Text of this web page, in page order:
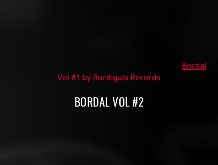
Bordal
Vol #1 by Burdigala Records
BORDAL VOL #2